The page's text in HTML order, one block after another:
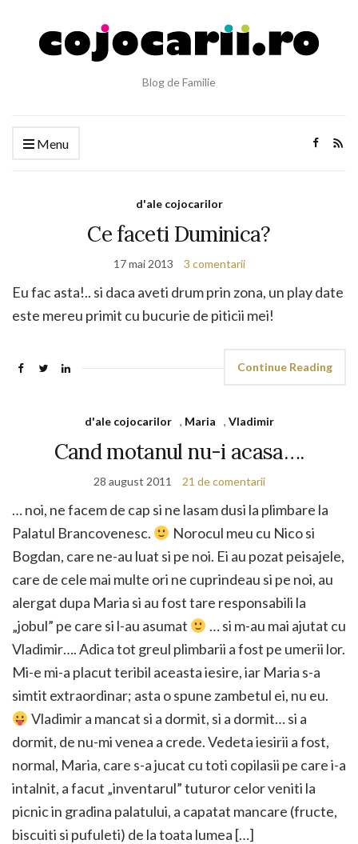
Blog de Familie
Menu
d'ale cojocarilor
Ce faceti Duminica?
17 mai 2013 3 comentarii
Eu fac asta!.. si daca aveti drum prin zona, un play date
este mereu primit cu bucurie de piticii mei!
Continue Reading
d'ale cojocarilor , Maria , Vladimir
Cand motanul nu-i acasa….
28 august 2011 21 de comentarii
… noi, ne facem de cap si ne lasam dusi la plimbare la
Palatul Brancovenesc.
Norocul meu cu Nico si
Bogdan, care ne-au luat si pe noi. Ei au pozat peisajele,
care de cele mai multe ori ne cuprindeau si pe noi, au
alergat dupa Maria si au fost tare responsabili la
„jobul” pe care si l-au asumat
… si m-au mai ajutat cu
Vladimir…. Adica tot greul plimbarii a fost pe umerii lor.
Mi-e mi-a placut teribil aceasta iesire, iar Maria s-a
simtit extraordinar; asta o spune zambetul ei, nu eu.
Vladimir a mancat si a dormit, si a dormit… si a
dormit, de nu-mi venea a crede. Vedeta iesirii a fost,
normal, Maria, care s-a jucat cu toti copilasii pe care i-a
intalnit, a facut „inventarul” tuturor celor veniti la
picnic in gradina palatului, a capatat mancare (fructe,
biscuiti si pufuleti) de la toata lumea […]